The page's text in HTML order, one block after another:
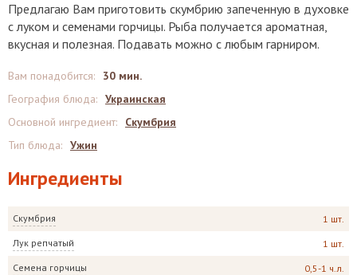
Предлагаю Вам приготовить скумбрию запеченную в духовке
с луком и семенами горчицы. Рыба получается ароматная,
вкусная и полезная. Подавать можно с любым гарниром.
Ингредиенты
Скумбрия 1 шт.
Лук репчатый 1 шт.
Семена горчицы 0,5-1 ч.л.
Вам понадобится:
30 мин.
География блюда: Украинская
Основной ингредиент:
Скумбрия
Тип блюда: Ужин